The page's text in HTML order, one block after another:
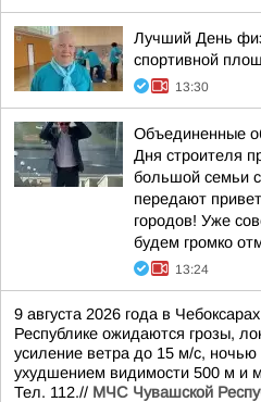
Лучший День
спортивной
13:30
Объединенные
Дня строителя
большой семьи
передают
городов! Уже
будем громко
13:24
9 августа 2026 года в
Республике ожидаются грозы,
усиление ветра до 15 м/с,
ухудшением видимости 500 м и
Тел. 112.// МЧС Чувашской